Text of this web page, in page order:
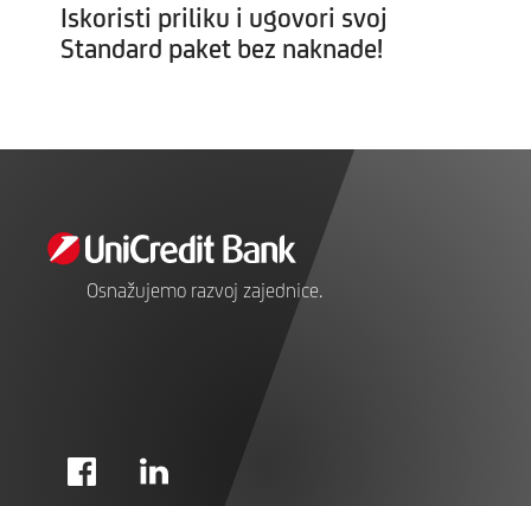
Iskoristi priliku i ugovori svoj
Standard paket bez naknade!
Osnažujemo razvoj zajednice.